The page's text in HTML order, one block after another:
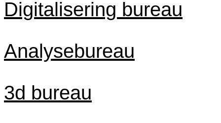
Digitalisering bureau
Analysebureau
3d bureau